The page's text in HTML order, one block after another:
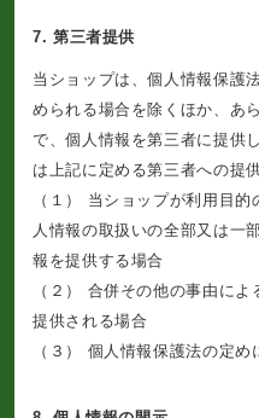
7. 第三者提供
当ショップは、個人情報保護
められる場合を除くほか、あ
で、個人情報を第三者に提供
は上記に定める第三者への提
（１） 当ショップが利用目
人情報の取扱いの全部又は一
報を提供する場合
（２） 合併その他の事由に
提供される場合
（３） 個人情報保護法の定